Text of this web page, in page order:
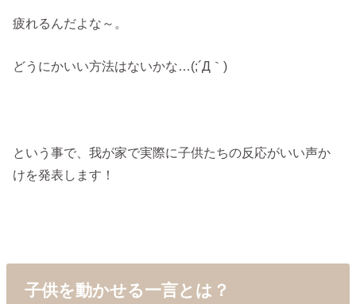
疲れるんだよな～。
どうにかいい方法はないかな…(;´Д｀)
という事で、我が家で実際に子供たちの反応がいい声か
けを発表します！
子供を動かせる一言とは？